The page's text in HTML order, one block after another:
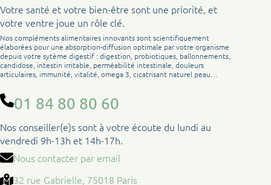
Votre santé et votre bien-être sont une priorité, et
votre ventre joue un rôle clé.
Nos compléments alimentaires innovants sont scientifiquement
élaborées pour une absorption-diffusion optimale par votre organisme
depuis votre sytème digestif : digestion, probiotiques, ballonnements,
candidose, intestin irritable, perméabilité intestinale, douleurs
articulaires, immunité, vitalité, omega 3, cicatrisant naturel peau…
01 84 80 80 60
Nos conseiller(e)s sont à votre écoute du lundi au
vendredi 9h-13h et 14h-17h.
Nous contacter par email
32 rue Gabrielle, 75018 Paris